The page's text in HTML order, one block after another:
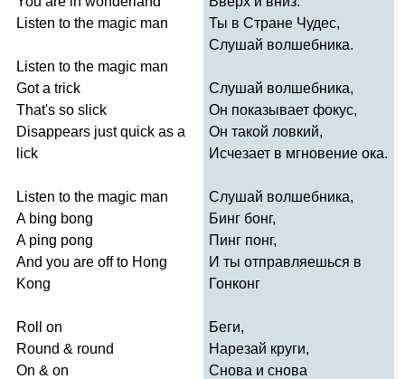
Listen to the magic man
Listen to the magic man
Got a trick
That's so slick
Disappears just quick as a
lick
Listen to the magic man
A bing bong
A ping pong
And you are off to Hong
Kong
Roll
on
Round & round
On & on
Ты в Стране Чудес,
Слушай волшебника.
Слушай волшебника,
Он показывает фокус,
Он такой ловкий,
Исчезает в мгновение ока.
Слушай волшебника,
Бинг бонг,
Пинг понг,
И ты отправляешься в
Гонконг
Беги,
Нарезай круги,
Снова и снова